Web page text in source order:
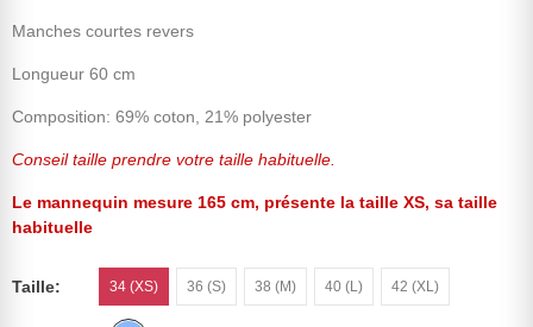
Manches courtes revers
Longueur 60 cm
Composition: 69% coton, 21% polyester
Conseil taille prendre votre taille habituelle.
Le mannequin mesure 165 cm, présente la taille XS, sa taille
habituelle
Taille 34 (XS) 36 (S) 38 (M) 40 (L) 42 (XL)